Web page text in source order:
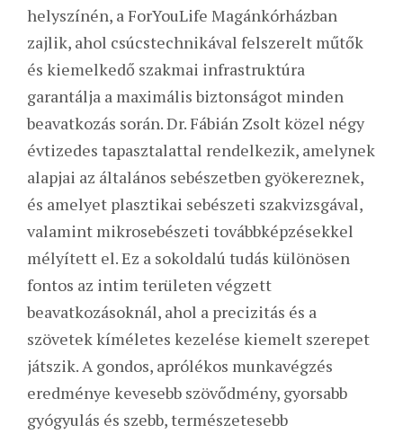
helyszínén, a ForYouLife Magánkórházban
zajlik, ahol csúcstechnikával felszerelt műtők
és kiemelkedő szakmai infrastruktúra
garantálja a maximális biztonságot minden
beavatkozás során. Dr. Fábián Zsolt közel négy
évtizedes tapasztalattal rendelkezik, amelynek
alapjai az általános sebészetben gyökereznek,
és amelyet plasztikai sebészeti szakvizsgával,
valamint mikrosebészeti továbbképzésekkel
mélyített el. Ez a sokoldalú tudás különösen
fontos az intim területen végzett
beavatkozásoknál, ahol a precizitás és a
szövetek kíméletes kezelése kiemelt szerepet
játszik. A gondos, aprólékos munkavégzés
eredménye kevesebb szövődmény, gyorsabb
gyógyulás és szebb, természetesebb